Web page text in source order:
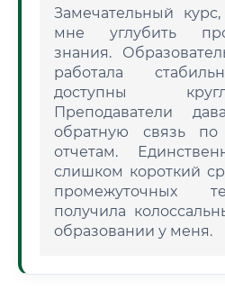
Замечательный
мне углубить
знания.
работала
доступны
Преподаватели
обратную связь
отчетам.
слишком короткий
промежуточных
получила
образовании у меня.